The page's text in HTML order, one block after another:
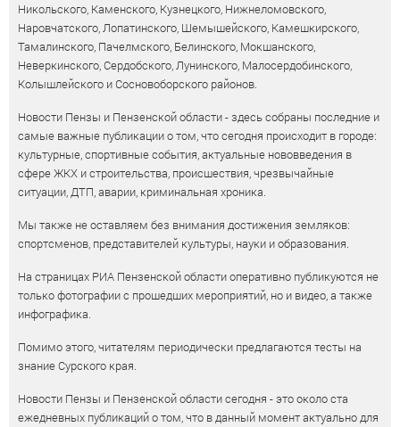
Никольского, Каменского, Кузнецкого, Нижнеломовского,
Наровчатского, Лопатинского, Шемышейского, Камешкирского,
Тамалинского, Пачелмского, Белинского, Мокшанского,
Неверкинского, Сердобского, Лунинского, Малосердобинского,
Колышлейского и Сосновоборского районов.
Новости Пензы и Пензенской области - здесь собраны последние и
самые важные публикации о том, что сегодня происходит в городе:
культурные, спортивные события, актуальные нововведения в
сфере ЖКХ и строительства, происшествия, чрезвычайные
ситуации, ДТП, аварии, криминальная хроника.
Мы также не оставляем без внимания достижения земляков:
спортсменов, представителей культуры, науки и образования.
На страницах РИА Пензенской области оперативно публикуются не
только фотографии с прошедших мероприятий, но и видео, а также
инфографика.
Помимо этого, читателям периодически предлагаются тесты на
знание Сурского края.
Новости Пензы и Пензенской области сегодня - это около ста
ежедневных публикаций о том, что в данный момент актуально для